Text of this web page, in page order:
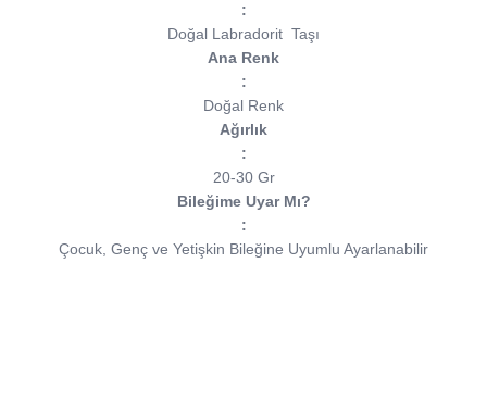
:
Doğal Labradorit Taşı
Ana Renk
:
Doğal Renk
Ağırlık
:
20-30 Gr
Bileğime Uyar Mı?
:
Çocuk, Genç ve Yetişkin Bileğine Uyumlu Ayarlanabilir